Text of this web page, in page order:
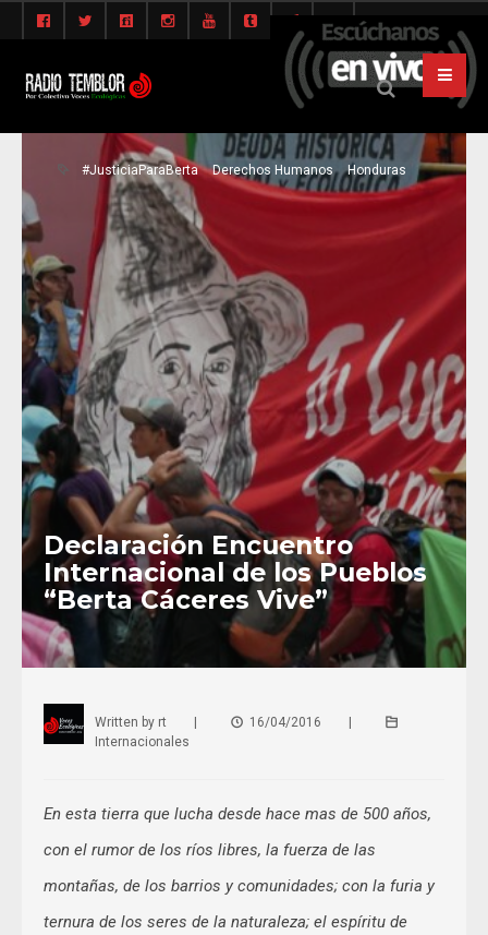
#JusticiaParaBerta Derechos Humanos Honduras
Declaración Encuentro
Internacional de los Pueblos
“Berta Cáceres Vive”
Written by rt | 16/04/2016
|
Internacionales
En esta tierra que lucha desde hace mas de 500 años,
con el rumor de los ríos libres, la fuerza de las
montañas, de los barrios y comunidades; con la furia y
ternura de los seres de la naturaleza; el espíritu de